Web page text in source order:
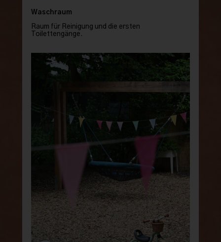
Waschraum
Raum für Reinigung und die ersten
Toilettengänge.